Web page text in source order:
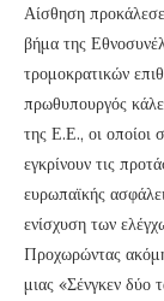
Αίσθηση
βήμα της
τρομοκρατικών
πρωθυπουργός
της Ε.Ε., οι οποίοι
εγκρίνουν τις
ευρωπαϊκής
ενίσχυση των
Προχωρώντας
μιας «Σένγκεν δύο